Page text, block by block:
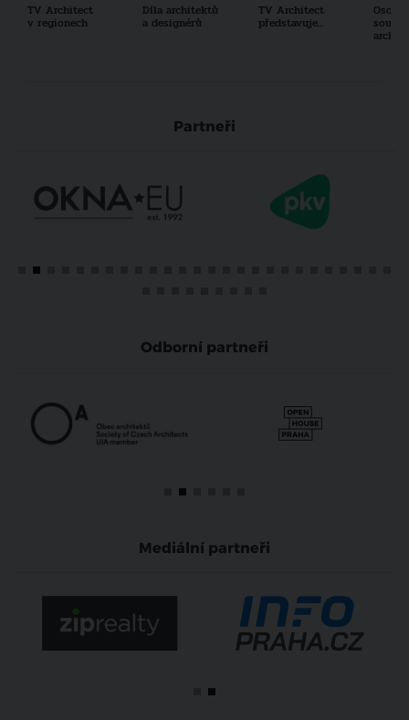
TV Architect
v regionech
Díla architektů
a designérů
TV Architect
představuje...
Partneři
Odborní partneři
Mediální partneři